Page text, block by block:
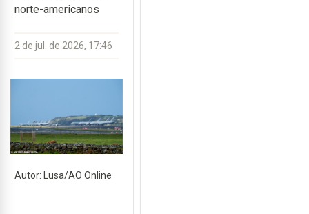
norte-americanos
2 de jul. de 2026, 17:46
Autor: Lusa/AO Online